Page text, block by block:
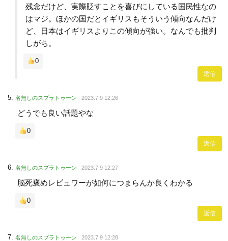
残念だけど、実際貶すことを喜びにしている国民性なの
はマジ。ほかの国だとイギリスもそういう傾向なんだけ
ど、日本はイギリスよりこの傾向が強い。なんでも批判
しがち。
0
返信
名無しのスプラトゥーン 2023.7.9 12:26
どうでも良い話題やな
0
返信
名無しのスプラトゥーン 2023.7.9 12:27
脳死褒めレビュワーが如何につまらんか良くわかる
0
返信
名無しのスプラトゥーン 2023.7.9 12:28